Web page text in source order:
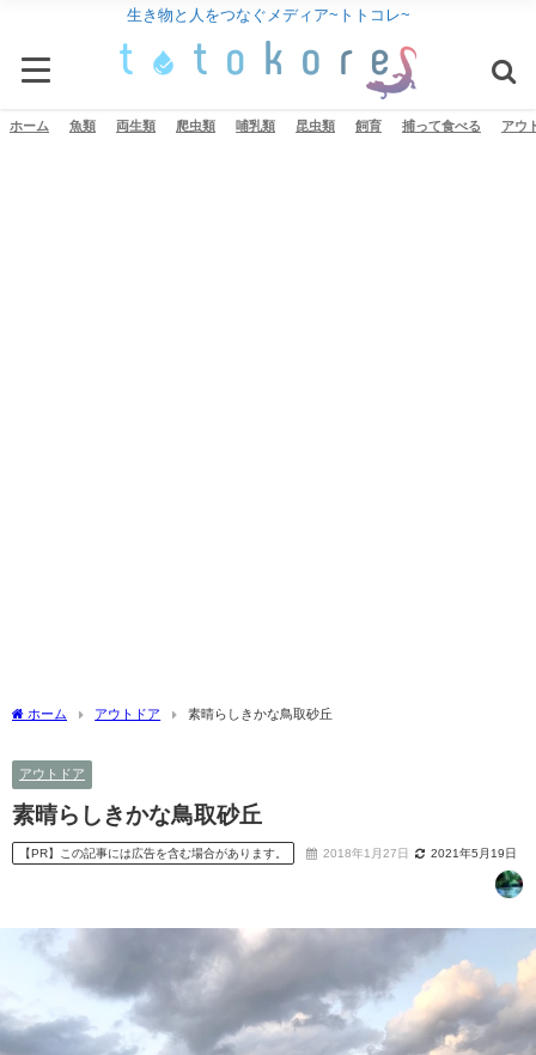
生き物と人をつなぐメディア~トトコレ~
ホーム 魚類 両生類 爬虫類 哺乳類 昆虫類 飼育 捕って食べる アウ
ホーム アウトドア 素晴らしきかな鳥取砂丘
アウトドア
素晴らしきかな鳥取砂丘
【PR】この記事には広告を含む場合があります。 2018年1月27日 2021年5月19日